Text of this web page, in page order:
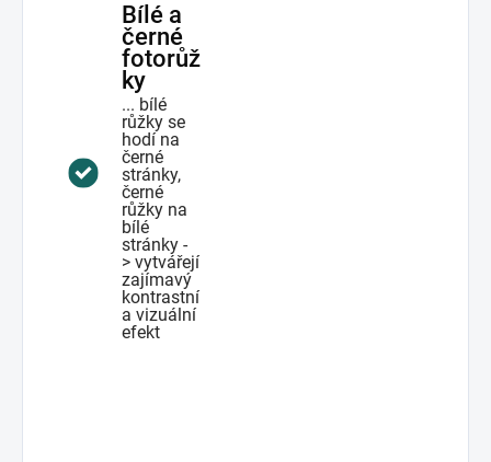
Bílé a
černé
fotorůž
ky
... bílé
růžky se
hodí na
černé
stránky,
černé
růžky na
bílé
stránky -
> vytvářejí
zajímavý
kontrastní
a vizuální
efekt